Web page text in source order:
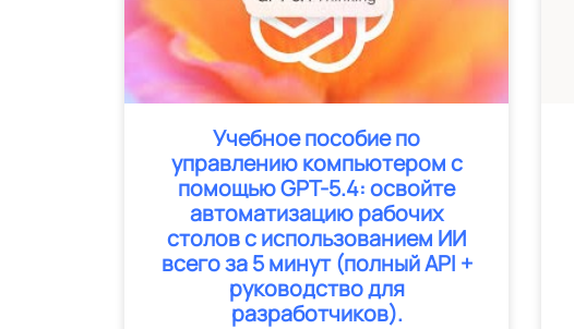
Учебное пособие по
управлению компьютером с
помощью GPT-5.4: освойте
автоматизацию рабочих
столов с использованием ИИ
всего за 5 минут (полный API +
руководство для
разработчиков).